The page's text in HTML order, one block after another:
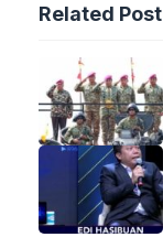
Related Post